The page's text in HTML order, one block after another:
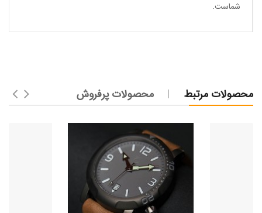
شماست.
محصولات مرتبط محصولات پرفروش